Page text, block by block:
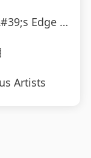
Karaoke
Artists